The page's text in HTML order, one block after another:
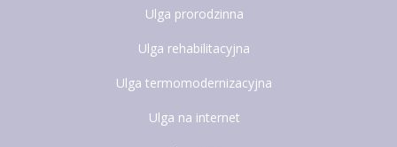
Ulga prorodzinna
Ulga rehabilitacyjna
Ulga termomodernizacyjna
Ulga na internet